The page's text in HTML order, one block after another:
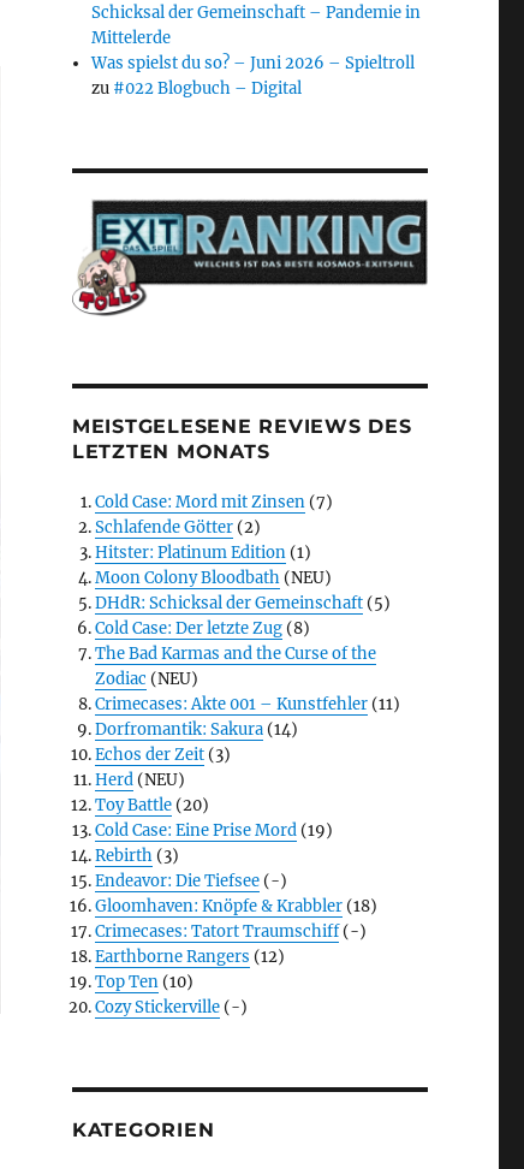
Schicksal der Gemeinschaft – Pandemie in
Mittelerde
Was spielst du so? – Juni 2026 – Spieltroll
zu #022 Blogbuch – Digital
MEISTGELESENE REVIEWS DES
LETZTEN MONATS
Cold Case: Mord mit Zinsen (7)
Schlafende Götter (2)
Hitster: Platinum Edition (1)
Moon Colony Bloodbath (NEU)
DHdR: Schicksal der Gemeinschaft (5)
Cold Case: Der letzte Zug (8)
The Bad Karmas and the Curse of the
Zodiac (NEU)
Crimecases: Akte 001 – Kunstfehler (11)
Dorfromantik: Sakura (14)
Echos der Zeit (3)
Herd (NEU)
Toy Battle (20)
Cold Case: Eine Prise Mord (19)
Rebirth (3)
Endeavor: Die Tiefsee (-)
Gloomhaven: Knöpfe & Krabbler (18)
Crimecases: Tatort Traumschiff(-)
Earthborne Rangers (12)
Top Ten (10)
Cozy Stickerville (-)
KATEGORIEN